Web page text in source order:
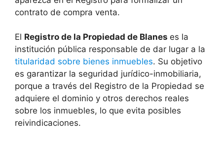
contrato de compra venta.
El Registro de la Propiedad de Blanes es la
institución pública responsable de dar lugar a la
titularidad sobre bienes inmuebles. Su objetivo
es garantizar la seguridad jurídico-inmobiliaria,
porque a través del Registro de la Propiedad se
adquiere el dominio y otros derechos reales
sobre los inmuebles, lo que evita posibles
reivindicaciones.